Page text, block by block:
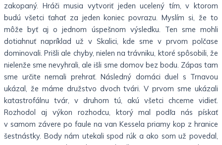
zakopaný. Hráči musia vytvoriť jeden ucelený tím, v ktorom
budú všetci ťahať za jeden koniec povrazu. Myslím si, že to
môže byť aj o jednom úspešnom výsledku. Ten sme mohli
dotiahnuť napríklad už v Skalici, kde sme v prvom polčase
dominovali. Prišli ale chyby, nielen na trávniku, ktoré spôsobili, že
nielenže sme nevyhrali, ale išli sme domov bez bodu. Zápas tam
sme určite nemali prehrať. Následný domáci duel s Trnavou
ukázal, že máme družstvo dvoch tvári. V prvom sme ukázali
katastrofálnu tvár, v druhom tú, akú všetci chceme vidieť.
Rozhodol aj výkon rozhodcu, ktorý mal podľa nás pískať
v samom závere po faule na van Kessela priamy kop z hranice
šestnástky. Body nám utekali spod rúk a ako som už povedal,